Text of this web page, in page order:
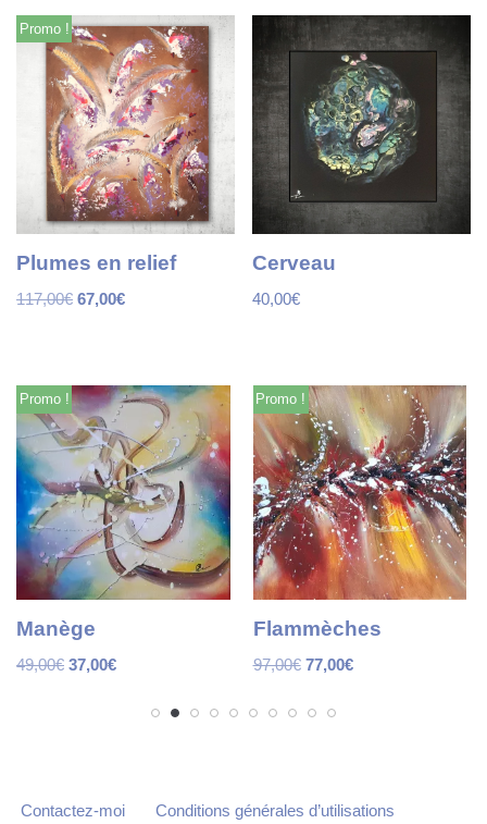
Promo !
Plumes en relief
117,00€ 67,00€
Cerveau
40,00€
Promo !
Manège
49,00€ 37,00€
Promo !
Flammèches
97,00€ 77,00€
Contactez-moi Conditions générales d’utilisations